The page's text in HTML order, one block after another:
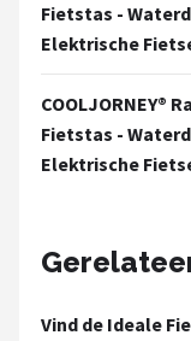
Cortina
Alle merken →
Fietstas -
Elektrische
COOLJORNEY®
Fietstas -
Elektrische
Vind de Ideale